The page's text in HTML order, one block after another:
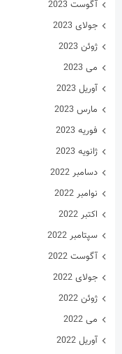
آگوست 2023
جولای 2023
ژوئن 2023
می 2023
آوریل 2023
مارس 2023
فوریه 2023
ژانویه 2023
دسامبر 2022
نوامبر 2022
اکتبر 2022
سپتامبر 2022
آگوست 2022
جولای 2022
ژوئن 2022
می 2022
آوریل 2022